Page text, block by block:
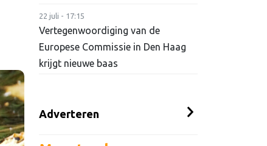
22 juli - 17:15
Vertegenwoordiging van de
Europese Commissie in Den Haag
krijgt nieuwe baas
Adverteren